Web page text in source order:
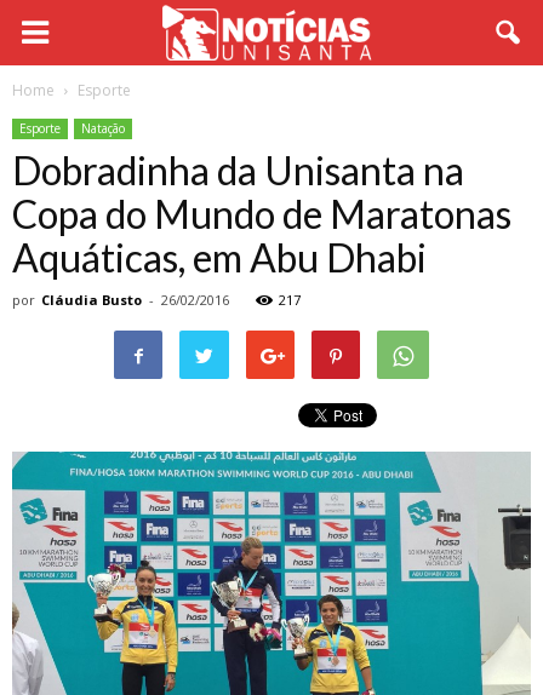
Home Esporte
Esporte Natação
Dobradinha da Unisanta na
Copa do Mundo de Maratonas
Aquáticas, em Abu Dhabi
por Cláudia Busto - 26/02/2016 217